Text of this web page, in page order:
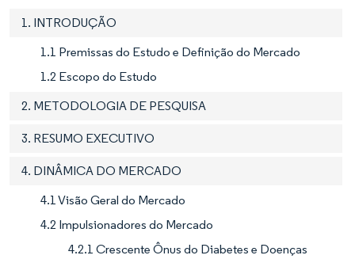
1. INTRODUÇÃO
1.1 Premissas do Estudo e Definição do Mercado
1.2 Escopo do Estudo
2. METODOLOGIA DE PESQUISA
3. RESUMO EXECUTIVO
4. DINÂMICA DO MERCADO
4.1 Visão Geral do Mercado
4.2 Impulsionadores do Mercado
4.2.1 Crescente Ônus do Diabetes e Doenças